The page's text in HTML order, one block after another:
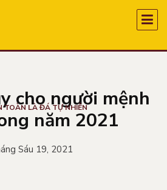
TOÀN LÀ ĐÁ TỰ NHIÊN
cho người mệnh
năm 2021
Sáu 19, 2021